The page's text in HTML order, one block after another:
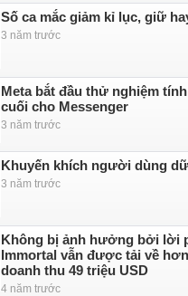
Số ca mắc giảm kỉ lục, giữ
3 năm trước
Meta bắt đầu thử nghiệm
cuối cho Messenger
3 năm trước
Khuyến khích người dùng
3 năm trước
Không bị ảnh hưởng bởi lời
Immortal vẫn được tải về
doanh thu 49 triệu USD
4 năm trước